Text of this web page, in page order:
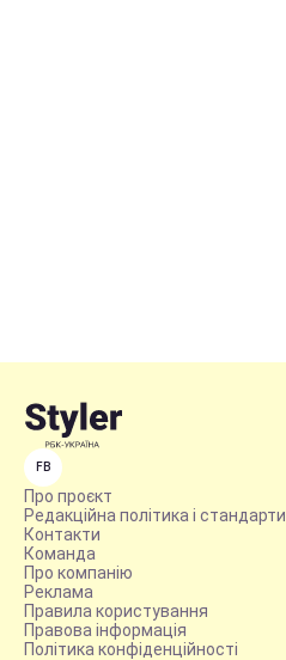
FB
Про проєкт
Редакційна політика і стандарти
Контакти
Команда
Про компанію
Реклама
Правила користування
Правова інформація
Політика конфіденційності